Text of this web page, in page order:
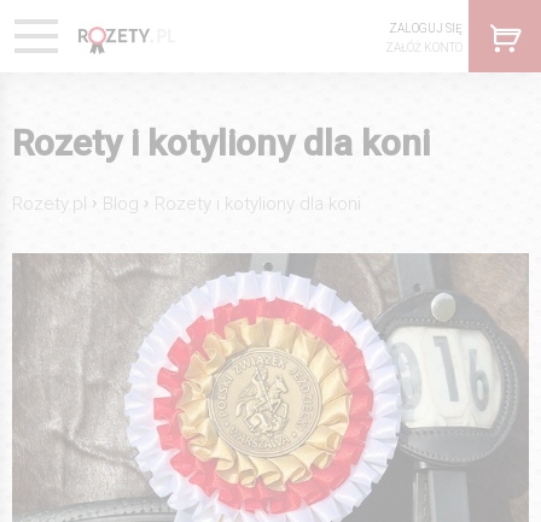
ZALOGUJ SIĘ
ZAŁÓŻ KONTO
Rozety i kotyliony dla koni
Rozety.pl › Blog › Rozety i kotyliony dla koni